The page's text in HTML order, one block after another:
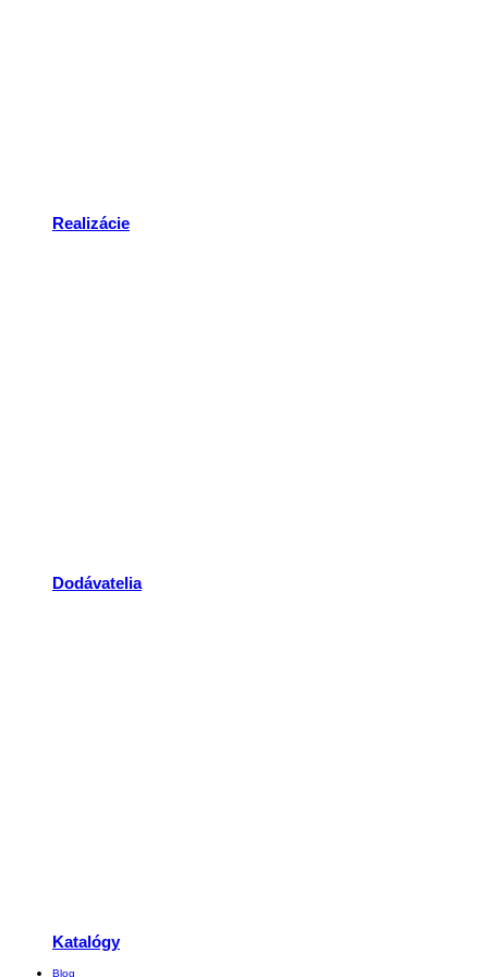
Realizácie
Dodávatelia
Katalógy
Blog